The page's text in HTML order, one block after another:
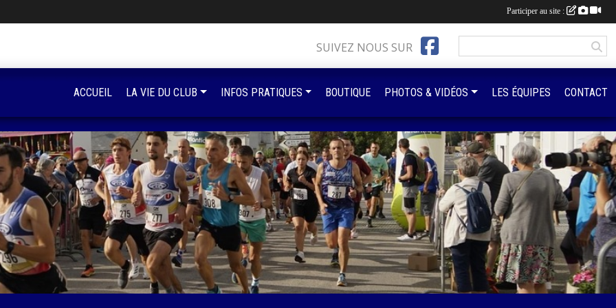
SUIVEZ NOUS SUR
ACCUEIL LA VIE DU CLUB INFOS PRATIQUES BOUTIQUE PHOTOS & VIDÉOS LES ÉQUIPES CONTACT
Participer au site :